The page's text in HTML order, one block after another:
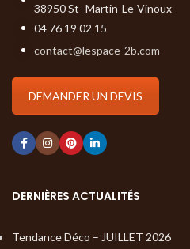
38950 St- Martin-Le-Vinoux
04 76 19 02 15
contact@lespace-2b.com
DEMANDER UN DEVIS
DERNIÈRES ACTUALITÉS
Tendance Déco – JUILLET 2026